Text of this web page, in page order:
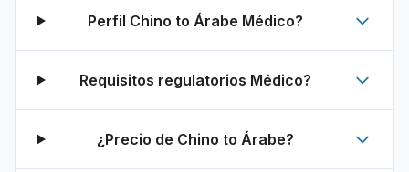
Perfil Chino to Árabe Médico?
Requisitos regulatorios Médico?
¿Precio de Chino to Árabe?